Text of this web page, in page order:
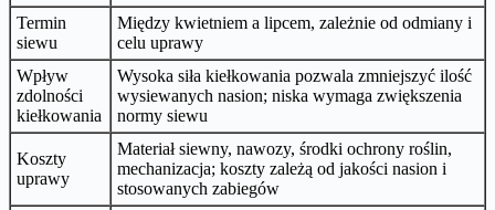
Termin
siewu
Między kwietniem a lipcem, zależnie od odmiany i
celu uprawy
Wpływ
zdolności
kiełkowania
Wysoka siła kiełkowania pozwala zmniejszyć ilość
wysiewanych nasion; niska wymaga zwiększenia
normy siewu
Koszty
uprawy
Materiał siewny, nawozy, środki ochrony roślin,
mechanizacja; koszty zależą od jakości nasion i
stosowanych zabiegów